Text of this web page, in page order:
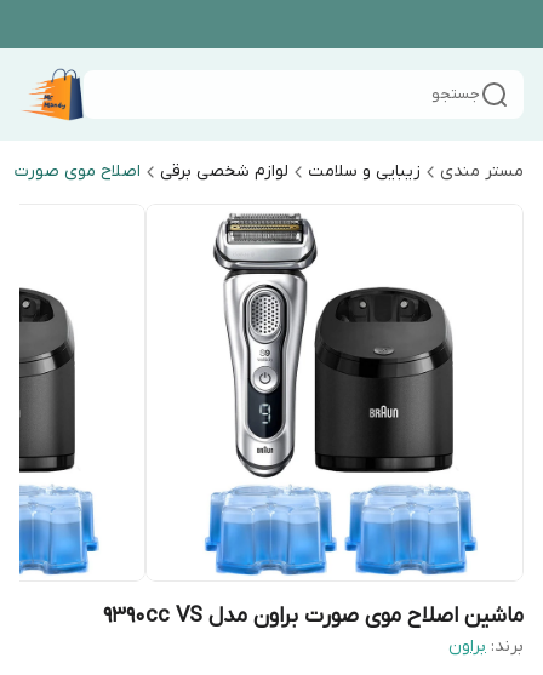
جستجو
مستر مندی زیبایی و سلامت لوازم شخصی برقی اصلاح موی صورت
ماشین اصلاح موی صورت براون مدل 9390cc VS
برند: براون